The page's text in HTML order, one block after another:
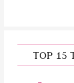
TOP 15